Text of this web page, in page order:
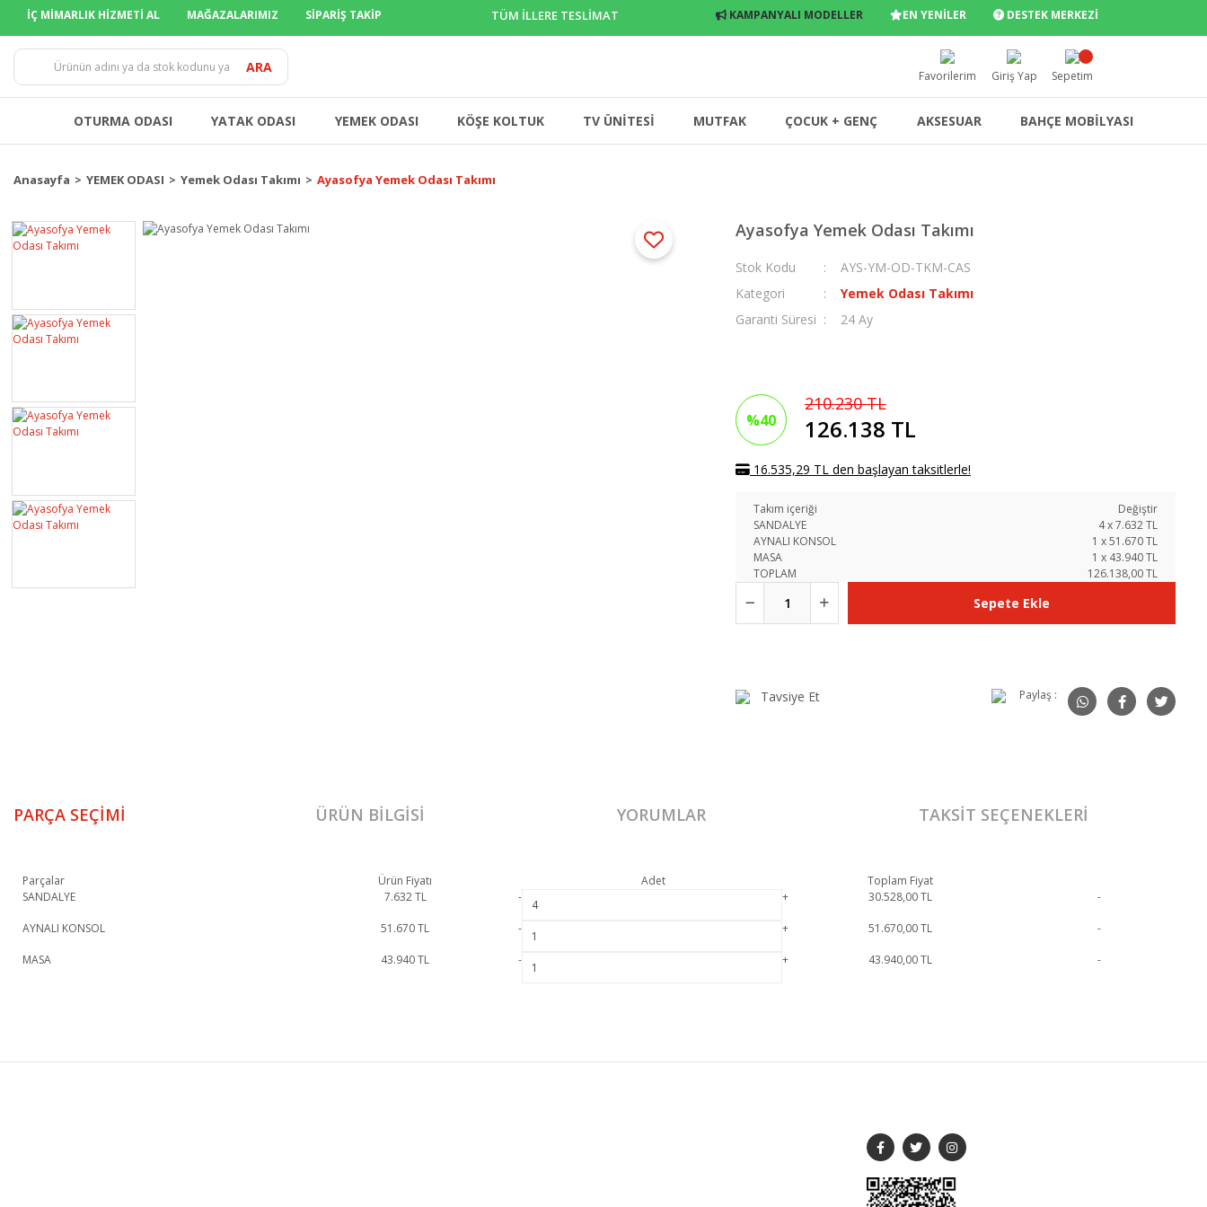
İÇ MİMARLIK HİZMETİ AL MAĞAZALARIMIZ SİPARİŞ TAKİP TÜM İLLERE TESLİMAT KAMPANYALI MODELLER EN YENİLER DESTEK MERKEZİ
ARA
Favorilerim Giriş Yap Sepetim
OTURMA ODASI YATAK ODASI YEMEK ODASI KÖŞE KOLTUK TV ÜNİTESİ MUTFAK ÇOCUK + GENÇ AKSESUAR BAHÇE MOBİLYASI
Anasayfa YEMEK ODASI Yemek Odası Takımı Ayasofya Yemek Odası Takımı
Ayasofya Yemek Odası Takımı
Stok Kodu
AYS-YM-OD-TKM-CAS
Kategori
Yemek Odası Takımı
Garanti Süresi
24 Ay
%40
210.230 TL
126.138 TL
16.535,29 TL den başlayan taksitlerle!
Takım içeriği
Değiştir
SANDALYE
4x7.632TL
AYNALI KONSOL
1 x51.670TL
MASA
1 x 43.940TL
TOPLAM
126.138,00 TL
Sepete Ekle
Tavsiye Et Paylaş :
PARÇA SEÇIMI ÜRÜN BILGISI YORUMLAR TAKSIT SEÇENEKLERI
Parçalar Ürün Fiyatı Adet
Toplam Fiyat
SANDALYE
7.632TL - + 30.528,00TL -
AYNALI KONSOL 51.670TL - + 51.670,00TL -
MASA 43.940TL - + 43.940,00TL -